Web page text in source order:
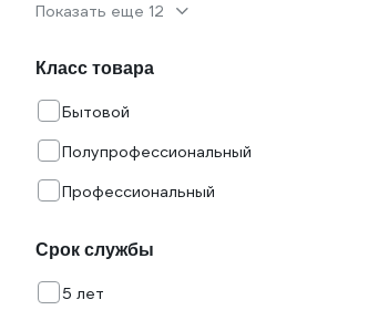
Показать еще 12
Класс товара
Бытовой
Полупрофессиональный
Профессиональный
Срок службы
5 лет